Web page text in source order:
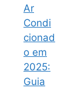
Ar
Condi
cionad
o em
2025:
Guia